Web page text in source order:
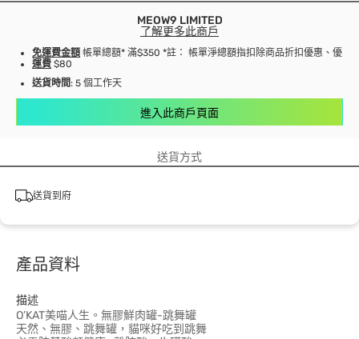
MEOW9 LIMITED
了解更多此商戶
免運費金額 帳單總額* 滿$350 *註： 帳單淨總額指扣除商品折扣優惠、優惠
運費 $80
送貨時間: 5 個工作天
進入此商戶頁面
送貨方式
送貨到府
產品資料
描述
O’KAT美喵人生。無膠鮮肉罐-跳舞罐
天然、無膠、跳舞罐，貓咪好吃到跳舞